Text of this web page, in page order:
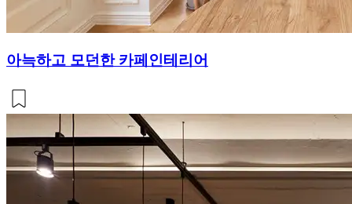
아늑하고 모던한 카페인테리어